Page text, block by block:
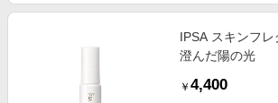
IPSA スキンフ
澄んだ陽の光
￥ 4,400